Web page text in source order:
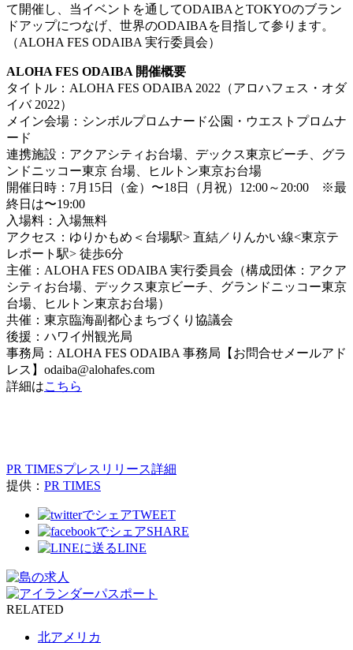
て開催し、当イベントを通してODAIBAとTOKYOのブラン
ドアップにつなげ、世界のODAIBAを目指して参ります。
（ALOHA FES ODAIBA 実行委員会）
ALOHA FES ODAIBA 開催概要
タイトル：ALOHA FES ODAIBA 2022（アロハフェス・オダ
イバ 2022）
メイン会場：シンボルプロムナード公園・ウエストプロムナ
ード
連携施設：アクアシティお台場、デックス東京ビーチ、グラ
ンドニッコー東京 台場、ヒルトン東京お台場
開催日時：7月15日（金）〜18日（月祝）12:00～20:00 ※最
終日は〜19:00
入場料：入場無料
アクセス：ゆりかもめ＜台場駅> 直結／りんかい線<東京テ
レポート駅> 徒歩6分
主催：ALOHA FES ODAIBA 実行委員会（構成団体：アクア
シティお台場、デックス東京ビーチ、グランドニッコー東京
台場、ヒルトン東京お台場）
共催：東京臨海副都心まちづくり協議会
後援：ハワイ州観光局
事務局：ALOHA FES ODAIBA 事務局【お問合せメールアド
レス】odaiba@alohafes.com
詳細はこちら
PR TIMESプレスリリース詳細
提供： PR TIMES
TWEET
SHARE
LINE
RELATED
北アメリカ